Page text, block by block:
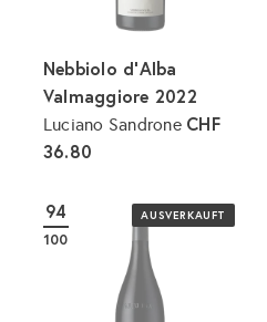
Nebbiolo d'Alba
Valmaggiore 2022
Luciano Sandrone CHF
36.80
AUSVERKAUFT
94
100